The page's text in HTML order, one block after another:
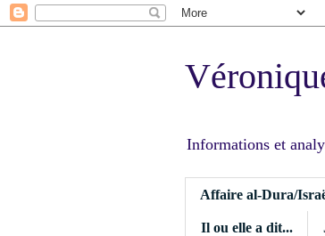
Informations et
Affaire al-Dura/
Il ou elle a dit...